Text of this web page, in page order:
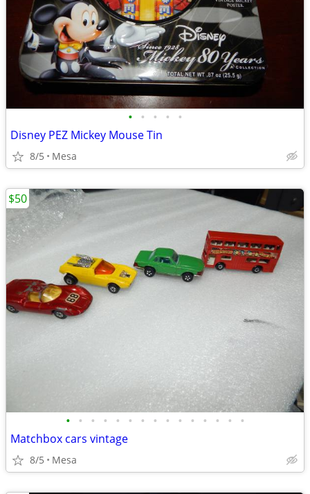
• • • • •
Disney PEZ Mickey Mouse Tin
8/5 Mesa
• • • • • • • • • • • • • • •
Matchbox cars vintage
8/5 Mesa
$50